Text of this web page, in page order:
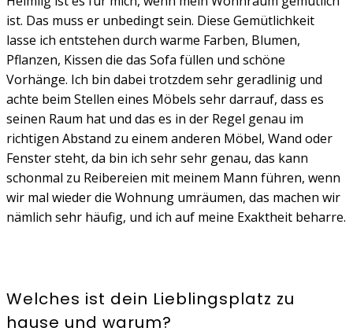
ist. Das muss er unbedingt sein. Diese Gemütlichkeit
lasse ich entstehen durch warme Farben, Blumen,
Pflanzen, Kissen die das Sofa füllen und schöne
Vorhänge. Ich bin dabei trotzdem sehr geradlinig und
achte beim Stellen eines Möbels sehr darrauf, dass es
seinen Raum hat und das es in der Regel genau im
richtigen Abstand zu einem anderen Möbel, Wand oder
Fenster steht, da bin ich sehr sehr genau, das kann
schonmal zu Reibereien mit meinem Mann führen, wenn
wir mal wieder die Wohnung umräumen, das machen wir
nämlich sehr häufig, und ich auf meine Exaktheit beharre.
Welches ist dein Lieblingsplatz zu
hause und warum?